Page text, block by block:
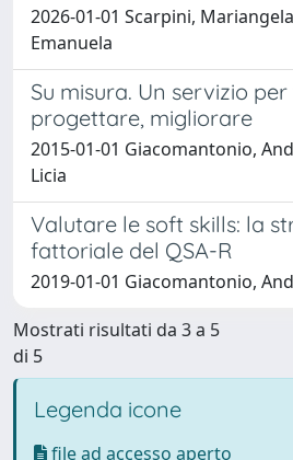
2026-01-01 Scarpini,
Emanuela
Su misura. Un servizio
progettare, migliorare
2015-01-01 Giacomantonio,
Licia
Valutare le soft skills: la
fattoriale del QSA-R
2019-01-01 Giacomantonio,
Mostrati risultati da 3 a 5
di 5
Legenda icone
file ad accesso aperto